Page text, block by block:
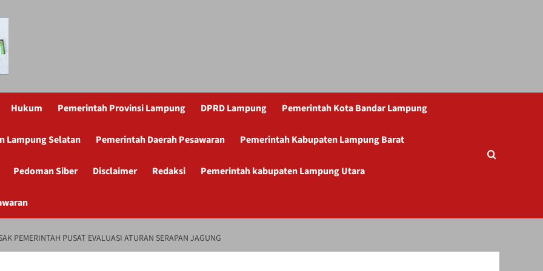
Hukum Pemerintah Provinsi Lampung DPRD Lampung Pemerintah Kota Bandar Lampung
Lampung Selatan Pemerintah Daerah Pesawaran Pemerintah Kabupaten Lampung Barat
Pedoman Siber Disclaimer Redaksi Pemerintah kabupaten Lampung Utara
PEMERINTAH PUSAT EVALUASI ATURAN SERAPAN JAGUNG